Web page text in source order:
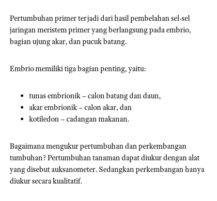
Pertumbuhan primer terjadi dari hasil pembelahan sel-sel
jaringan meristem primer yang berlangsung pada embrio,
bagian ujung akar, dan pucuk batang.
Embrio memiliki tiga bagian penting, yaitu:
tunas embrionik – calon batang dan daun,
akar embrionik – calon akar, dan
kotiledon – cadangan makanan.
Bagaimana mengukur pertumbuhan dan perkembangan
tumbuhan? Pertumbuhan tanaman dapat diukur dengan alat
yang disebut auksanometer. Sedangkan perkembangan hanya
diukur secara kualitatif.